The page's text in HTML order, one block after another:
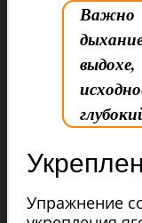
Важно
Упражнение